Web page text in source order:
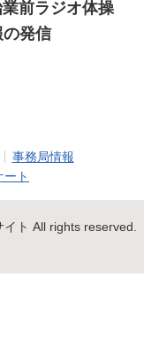
前ラジオ体操
発信
事務局情報
ト
ト All rights reserved.